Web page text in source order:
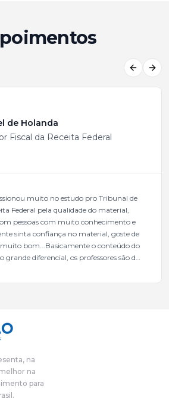
de Holanda
Fiscal da Receita Federal
muito no estudo pro Tribunal de
Federal pela qualidade do material,
pessoas com muito conhecimento e
sinta confiança no material, goste de
bom...Basicamente o conteúdo do
grande diferencial, os professores são de
da administração pública.Eu sempre
derrota no ano passado para que eu
eu errei e corrigir minha rota.E além
Concursos), que fizeram um
estudar, ele tem que perder tempo
num pós- edital é muito
de informação, então vocês
bacana, porque quando eu me sentia
na
na
para